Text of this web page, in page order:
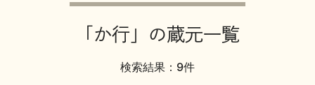
「か行」の蔵元一覧
検索結果：9件